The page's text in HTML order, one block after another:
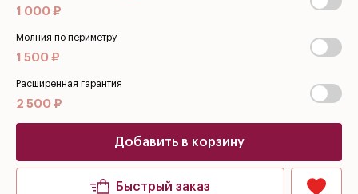
1 000 ₽
Молния по периметру
1 500 ₽
Расширенная гарантия
2 500 ₽
Добавить в корзину
Быстрый заказ